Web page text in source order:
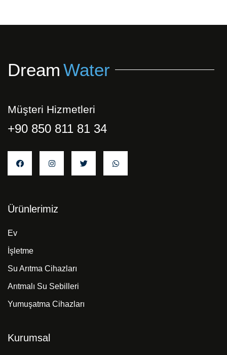
Dream Water
Müşteri Hizmetleri
+90 850 811 81 34
Ürünlerimiz
Ev
İşletme
Su Arıtma Cihazları
Arıtmalı Su Sebilleri
Yumuşatma Cihazları
Kurumsal